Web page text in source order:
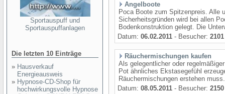
Sportauspuff und
Sportauspuffanlagen
Die letzten 10 Einträge
» Hausverkauf
Energieausweis
» Hypnose-CD-Shop für
hochwirkungsvolle Hypnose
Angelboote
Poca Boote zum Spitzenpreis. Alle
Sicherheitsgründen wird bei allen
Bodenkonstruktion gelegt. Die
Datum: 06.02.2011 - Besucher: 2101
Räuchermischungen kaufen
Als gelegentlicher oder
Pot ähnliches Ekstasegefühl
Räuchermischungen erstehen
Datum: 08.05.2011 - Besucher: 2150